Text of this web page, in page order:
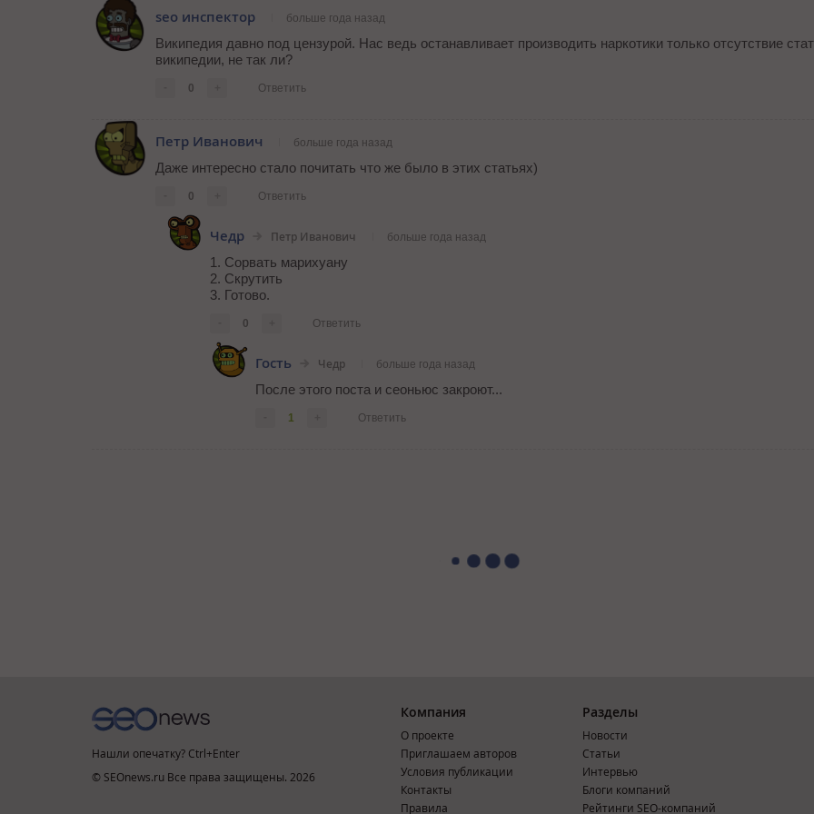
seo инспектор больше года назад
Википедия давно под цензурой. Нас ведь останавливает производить наркотики только отсутствие
википедии, не так ли?
0 Ответить
Петр Иванович больше года назад
Даже интересно стало почитать что же было в этих статьях)
0 Ответить
Чедр Петр Иванович больше года назад
1. Сорвать марихуану
2. Скрутить
3. Готово.
0 Ответить
Гость Чедр больше года назад
После этого поста и сеоньюс закроют...
1 Ответить
Нашли опечатку? Ctrl+Enter
© SEOnews.ru Все права защищены. 2026
Компания
О проекте
Приглашаем авторов
Условия публикации
Контакты
Правила
Разделы
Новости
Статьи
Интервью
Блоги компаний
Рейтинги SEO-компаний